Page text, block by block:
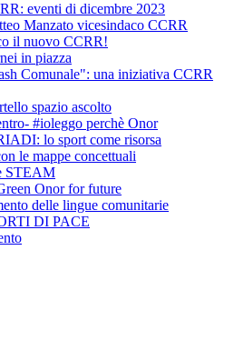
eventi di dicembre 2023
Manzato vicesindaco CCRR
il nuovo CCRR!
in piazza
Comunale": una iniziativa CCRR
spazio ascolto
#ioleggo perchè Onor
lo sport come risorsa
le mappe concettuali
STEAM
Onor for future
delle lingue comunitarie
DI PACE